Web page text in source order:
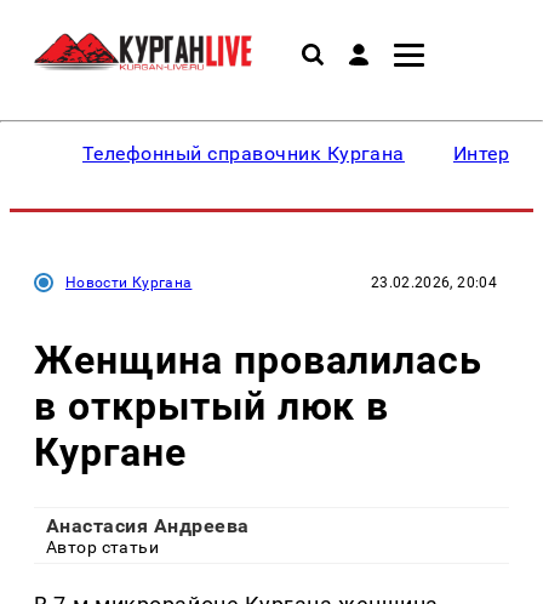
Телефонный справочник Кургана
Новости Кургана 23.02.2026, 20:04
Женщина провалилась
в открытый люк в
Кургане
Анастасия Андреева
Автор статьи